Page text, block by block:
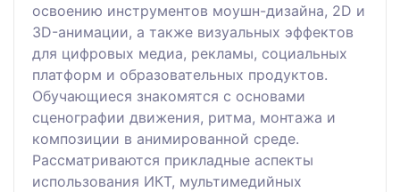
освоению инструментов моушн-дизайна, 2D и
3D-анимации, а также визуальных эффектов
для цифровых медиа, рекламы, социальных
платформ и образовательных продуктов.
Обучающиеся знакомятся с основами
сценографии движения, ритма, монтажа и
композиции в анимированной среде.
Рассматриваются прикладные аспекты
использования ИКТ, мультимедийных